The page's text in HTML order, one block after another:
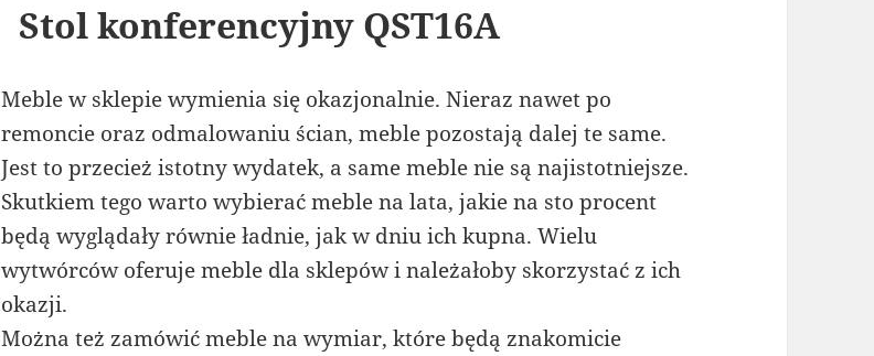
Stol konferencyjny QST16A
Meble w sklepie wymienia się okazjonalnie. Nieraz nawet po
remoncie oraz odmalowaniu ścian, meble pozostają dalej te same.
Jest to przecież istotny wydatek, a same meble nie są najistotniejsze.
Skutkiem tego warto wybierać meble na lata, jakie na sto procent
będą wyglądały równie ładnie, jak w dniu ich kupna. Wielu
wytwórców oferuje meble dla sklepów i należałoby skorzystać z ich
okazji.
Można też zamówić meble na wymiar, które będą znakomicie